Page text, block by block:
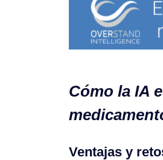
Cómo la IA
Ventajas y